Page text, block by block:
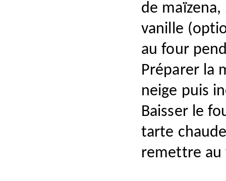
de
vanille
au four
Préparer la
neige puis
Baisser le
tarte
remettre au